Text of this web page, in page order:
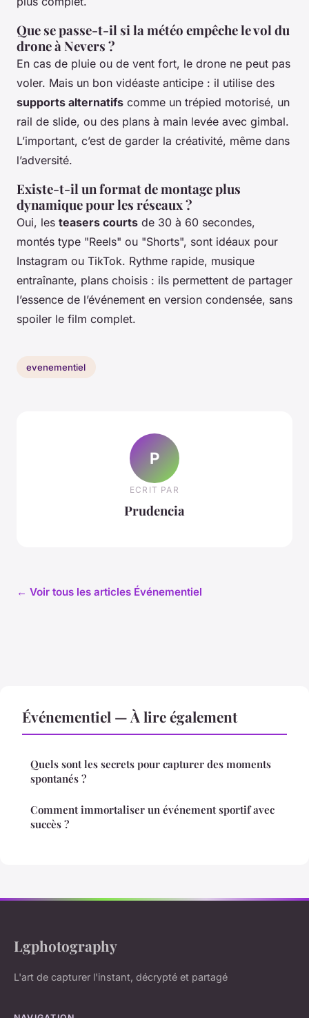
Que se passe-t-il si la météo empêche le vol du
drone à Nevers ?
En cas de pluie ou de vent fort, le drone ne peut pas
voler. Mais un bon vidéaste anticipe : il utilise des
supports alternatifs comme un trépied motorisé, un
rail de slide, ou des plans à main levée avec gimbal.
L’important, c’est de garder la créativité, même dans
l’adversité.
Existe-t-il un format de montage plus
dynamique pour les réseaux ?
Oui, les teasers courts de 30 à 60 secondes,
montés type "Reels" ou "Shorts", sont idéaux pour
Instagram ou TikTok. Rythme rapide, musique
entraînante, plans choisis : ils permettent de partager
l’essence de l’événement en version condensée, sans
spoiler le film complet.
evenementiel
P
ECRIT PAR
Prudencia
← Voir tous les articles Événementiel
Événementiel — À lire également
Quels sont les secrets pour capturer des moments
spontanés ?
Comment immortaliser un événement sportif avec
succès ?
Lgphotography
L'art de capturer l'instant, décrypté et partagé